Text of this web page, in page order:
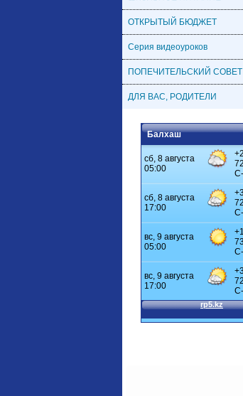
ОТКРЫТЫЙ БЮДЖЕТ
Серия видеоуроков
ПОПЕЧИТЕЛЬСКИЙ СОВЕТ
ДЛЯ ВАС, РОДИТЕЛИ
Балхаш